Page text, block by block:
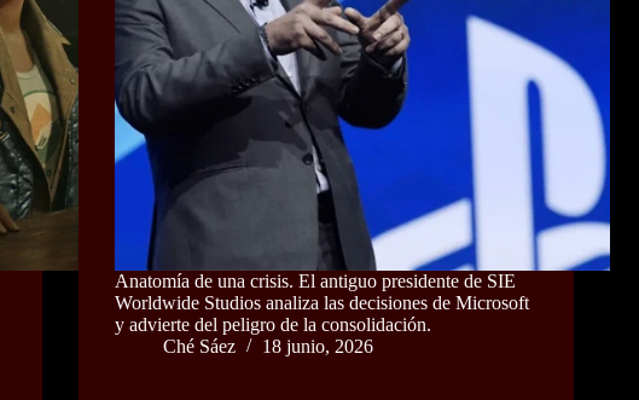
Anatomía de una crisis. El antiguo presidente de SIE
Worldwide Studios analiza las decisiones de Microsoft
y advierte del peligro de la consolidación.
Ché Sáez
18 junio, 2026